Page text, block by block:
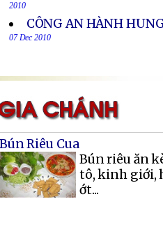
2010
CÔNG AN HÀNH
07 Dec 2010
Bún Riêu Cua
Bún riêu ăn
tô, kinh giới,
ớt...